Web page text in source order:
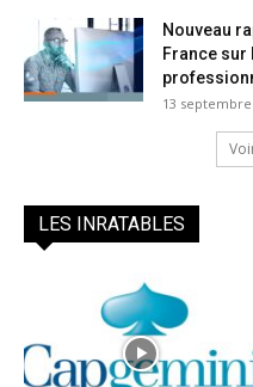
Nouveau
France sur
13 septembre
LES INRATABLES